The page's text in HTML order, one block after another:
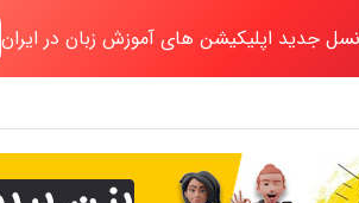
جدید اپلیکیشن های آموزش زبان در ایران